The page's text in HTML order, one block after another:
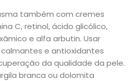
também com cremes
C, retinol, ácido glicólico,
e alfa arbutin. Usar
e antioxidantes
da qualidade da pele.
branca ou dolomita